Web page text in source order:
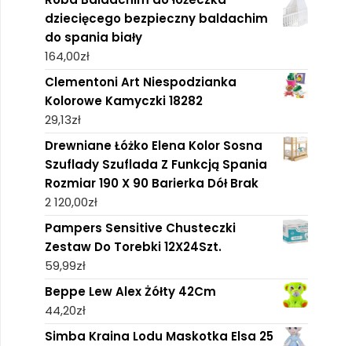
dziecięcego bezpieczny baldachim
do spania biały
164,00zł
Clementoni Art Niespodzianka
Kolorowe Kamyczki 18282
29,13zł
Drewniane Łóżko Elena Kolor Sosna
Szuflady Szuflada Z Funkcją Spania
Rozmiar 190 X 90 Barierka Dół Brak
2 120,00zł
Pampers Sensitive Chusteczki
Zestaw Do Torebki 12X24Szt.
59,99zł
Beppe Lew Alex Żółty 42Cm
44,20zł
Simba Kraina Lodu Maskotka Elsa 25